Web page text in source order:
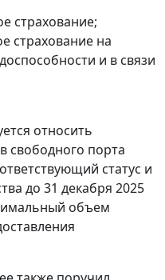
страхование;
страхование на
и в связи
относить
свободного порта
статус и
до 31 декабря 2025
объем